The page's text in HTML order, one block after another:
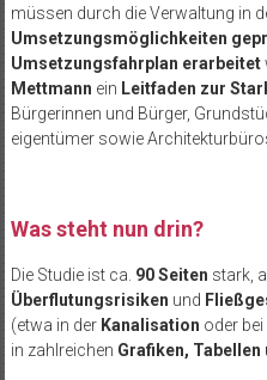
müssen durch die Verwaltung in
Umsetzungsmöglichkeiten
Umsetzungsfahrplan erarbeitet
Mettmann ein Leitfaden zur
Bürgerinnen und Bürger,
eigentümer sowie
Was steht nun drin?
Die Studie ist ca. 90 Seiten stark,
Überflutungsrisiken und
(etwa in der Kanalisation oder bei
in zahlreichen Grafiken, Tabellen